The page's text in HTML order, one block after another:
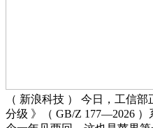
（ 新浪科技 ） 今日，工信
分级 》（ GB/Z 177—2026